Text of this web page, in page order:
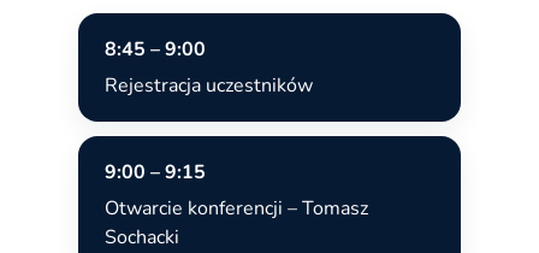
8:45 – 9:00
Rejestracja uczestników
9:00 – 9:15
Otwarcie konferencji – Tomasz
Sochacki